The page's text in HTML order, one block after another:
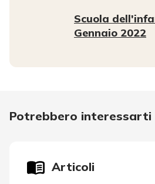
Scuola
Gennaio 2022
Potrebbero interessarti
Articoli